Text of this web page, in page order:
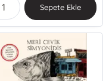
Sepete Ekle